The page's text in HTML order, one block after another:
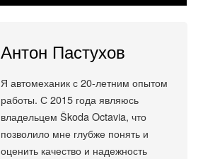
Антон Пастухов
Я автомеханик с 20-летним опытом
работы. С 2015 года являюсь
владельцем Škoda Octavia, что
позволило мне глубже понять и
оценить качество и надежность